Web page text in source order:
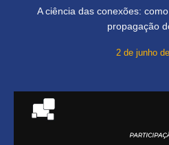
A ciência das conexões:
propagação
2 de junho